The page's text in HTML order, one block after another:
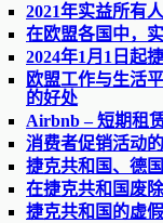
2021年实益所有
在欧盟各国中，
2024年1月1日起
欧盟工作与生活
的好处
Airbnb – 短期租
消费者促销活动
捷克共和国、德
在捷克共和国废
捷克共和国的虚